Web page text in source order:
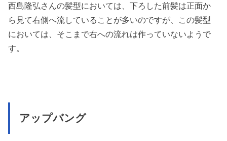
西島隆弘さんの髪型においては、下ろした前髪は正面か
ら見て右側へ流していることが多いのですが、この髪型
においては、そこまで右への流れは作っていないようで
す。
アップバング